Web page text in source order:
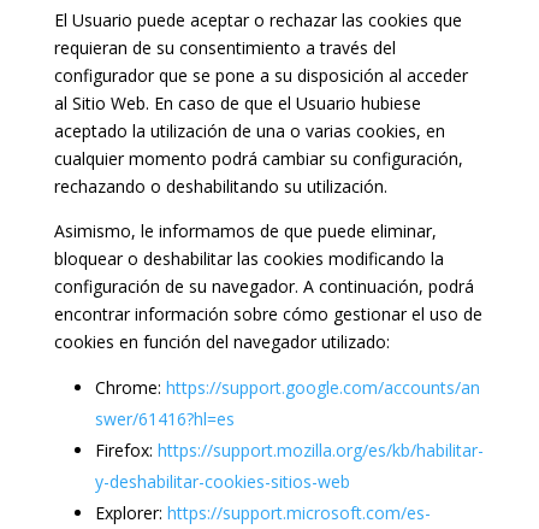
El Usuario puede aceptar o rechazar las cookies que
requieran de su consentimiento a través del
configurador que se pone a su disposición al acceder
al Sitio Web. En caso de que el Usuario hubiese
aceptado la utilización de una o varias cookies, en
cualquier momento podrá cambiar su configuración,
rechazando o deshabilitando su utilización.
Asimismo, le informamos de que puede eliminar,
bloquear o deshabilitar las cookies modificando la
configuración de su navegador. A continuación, podrá
encontrar información sobre cómo gestionar el uso de
cookies en función del navegador utilizado:
Chrome: https://support.google.com/accounts/an
swer/61416?hl=es
Firefox: https://support.mozilla.org/es/kb/habilitar-
y-deshabilitar-cookies-sitios-web
Explorer: https://support.microsoft.com/es-